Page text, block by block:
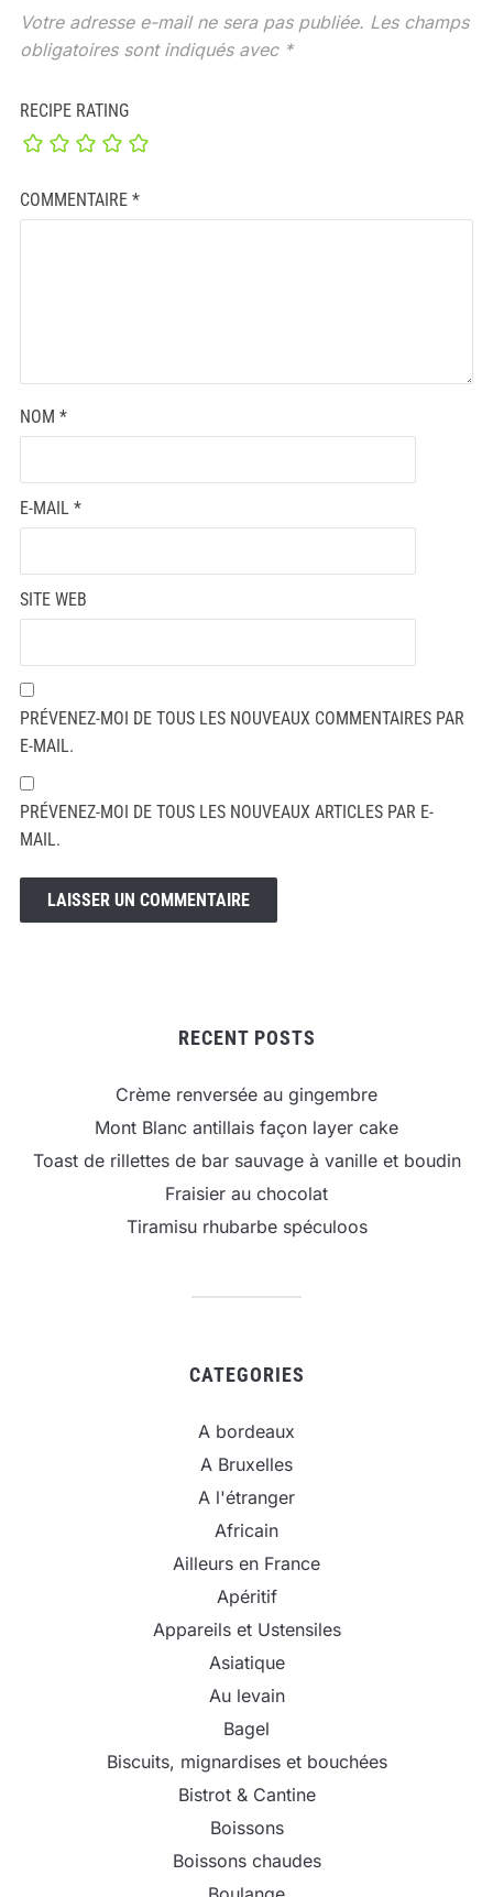
Votre adresse e-mail ne sera pas publiée. Les champs
obligatoires sont indiqués avec *
RECIPE RATING
COMMENTAIRE *
NOM *
E-MAIL *
SITE WEB
PRÉVENEZ-MOI DE TOUS LES NOUVEAUX COMMENTAIRES PAR
E-MAIL.
PRÉVENEZ-MOI DE TOUS LES NOUVEAUX ARTICLES PAR E-
MAIL.
RECENT POSTS
Crème renversée au gingembre
Mont Blanc antillais façon layer cake
Toast de rillettes de bar sauvage à vanille et boudin
Fraisier au chocolat
Tiramisu rhubarbe spéculoos
CATEGORIES
A bordeaux
A Bruxelles
A l'étranger
Africain
Ailleurs en France
Apéritif
Appareils et Ustensiles
Asiatique
Au levain
Bagel
Biscuits, mignardises et bouchées
Bistrot & Cantine
Boissons
Boissons chaudes